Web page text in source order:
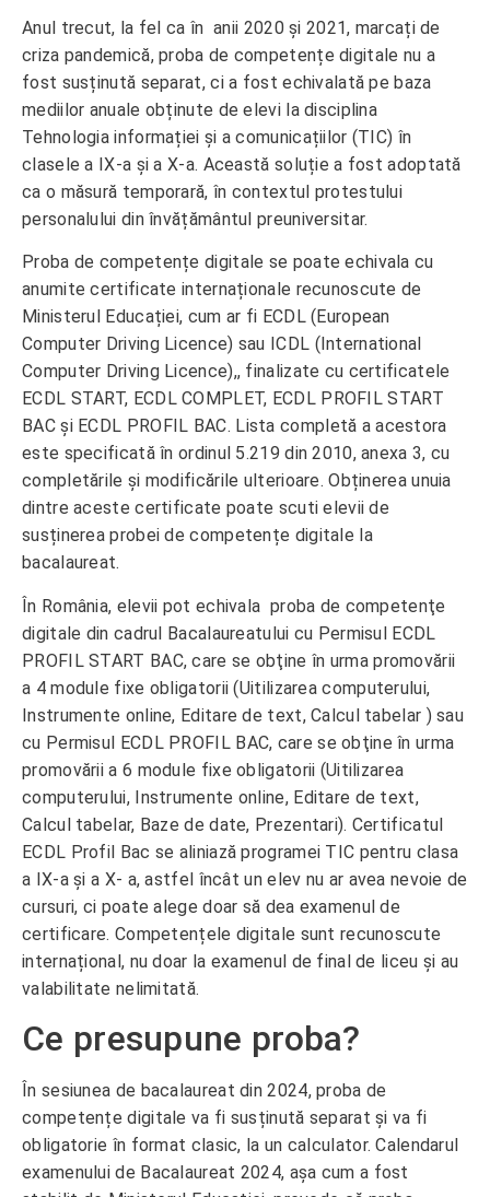
Anul trecut, la fel ca în anii 2020 și 2021, marcați de
criza pandemică, proba de competențe digitale nu a
fost susținută separat, ci a fost echivalată pe baza
mediilor anuale obținute de elevi la disciplina
Tehnologia informației și a comunicațiilor (TIC) în
clasele a IX-a și a X-a. Această soluție a fost adoptată
ca o măsură temporară, în contextul protestului
personalului din învățământul preuniversitar.
Proba de competențe digitale se poate echivala cu
anumite certificate internaționale recunoscute de
Ministerul Educației, cum ar fi ECDL (European
Computer Driving Licence) sau ICDL (International
Computer Driving Licence),, finalizate cu certificatele
ECDL START, ECDL COMPLET, ECDL PROFIL START
BAC și ECDL PROFIL BAC. Lista completă a acestora
este specificată în ordinul 5.219 din 2010, anexa 3, cu
completările și modificările ulterioare. Obținerea unuia
dintre aceste certificate poate scuti elevii de
susținerea probei de competențe digitale la
bacalaureat.
În România, elevii pot echivala proba de competenţe
digitale din cadrul Bacalaureatului cu Permisul ECDL
PROFIL START BAC, care se obţine în urma promovării
a 4 module fixe obligatorii (Uitilizarea computerului,
Instrumente online, Editare de text, Calcul tabelar ) sau
cu Permisul ECDL PROFIL BAC, care se obţine în urma
promovării a 6 module fixe obligatorii (Uitilizarea
computerului, Instrumente online, Editare de text,
Calcul tabelar, Baze de date, Prezentari). Certificatul
ECDL Profil Bac se aliniază programei TIC pentru clasa
a IX-a şi a X- a, astfel încât un elev nu ar avea nevoie de
cursuri, ci poate alege doar să dea examenul de
certificare. Competențele digitale sunt recunoscute
internațional, nu doar la examenul de final de liceu și au
valabilitate nelimitată.
Ce presupune proba?
În sesiunea de bacalaureat din 2024, proba de
competențe digitale va fi susținută separat și va fi
obligatorie în format clasic, la un calculator. Calendarul
examenului de Bacalaureat 2024, așa cum a fost